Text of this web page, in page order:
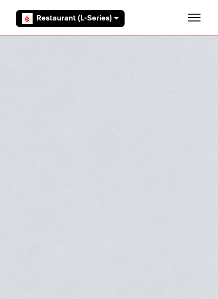
Restaurant (L-Series) Ouvrir/